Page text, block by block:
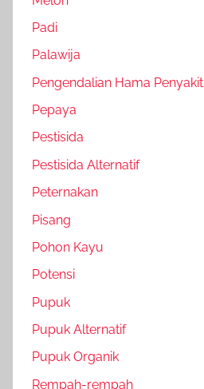
Padi
Palawija
Pengendalian Hama Penyakit
Pepaya
Pestisida
Pestisida Alternatif
Peternakan
Pisang
Pohon Kayu
Potensi
Pupuk
Pupuk Alternatif
Pupuk Organik
Rempah-rempah